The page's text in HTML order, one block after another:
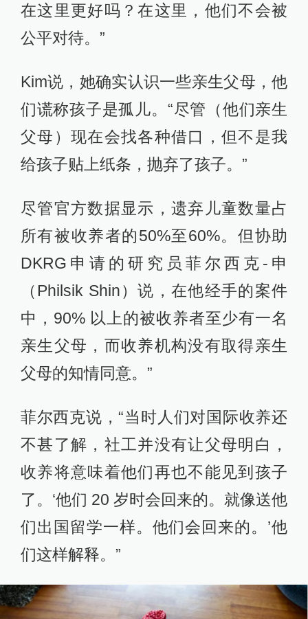
在这里更好吗？在这里，他们不会被
公平对待。”
Kim说，她确实认识一些亲生父母，他
们谎称孩子是孤儿。“尽管（他们亲生
父母）现在会找各种借口，但不是我
给孩子贴上纸条，抛弃了孩子。”
尽管官方数据显示，遗弃儿童数量占
所有被收养者的50%至60%。但协助
DKRG申请的研究员菲尔西克-申
（Philsik Shin）说，在他经手的案件
中，90% 以上的被收养者至少有一名
亲生父母，而收养机构没有取得亲生
父母的知情同意。”
菲尔西克说，“当时人们对国际收养还
不甚了解，社工并没有让父母明白，
收养将意味着他们再也不能见到孩子
了。‘他们 20 岁时会回来的。就像送他
们出国留学一样。他们会回来的。’他
们这样解释。”